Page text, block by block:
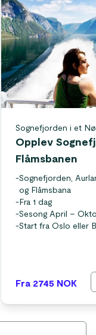
Sognefjorden i et
Opplev
Flåmsbanen
-Sognefjorden,
og Flåmsbana
- Fra 1 dag
-Sesong April –
-Start fra Oslo eller
Fra 2745 NOK